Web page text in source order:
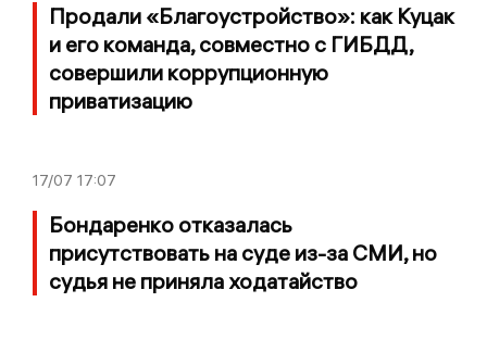
Продали «Благоустройство»: как Куцак
и его команда, совместно с ГИБДД,
совершили коррупционную
приватизацию
17/07 17:07
Бондаренко отказалась
присутствовать на суде из-за СМИ, но
судья не приняла ходатайство